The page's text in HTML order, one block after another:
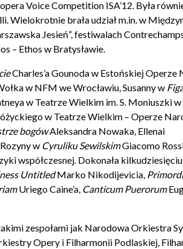
Voice Competition ISA’12. Była
Wielokrotnie brała udział m.in. w
Jesień”, festiwalach
– Ethos w Bratysławie.
Charles’a Gounoda w Estońskiej Operze
w NFM we Wrocławiu, Susanny w
w Teatrze Wielkim im. S. Moniuszki w
w Teatrze Wielkim – Operze
bogówAleksandra Nowaka, Ellenai
w Cyruliku SewilskimGiacomo
współczesnej. Dokonała
UntitledMarko Nikodijevicia,
Uriego Caine’a, Canticum Puerorum
zespołami jak Narodowa Orkiestra
Opery i Filharmonii Podlaskiej,